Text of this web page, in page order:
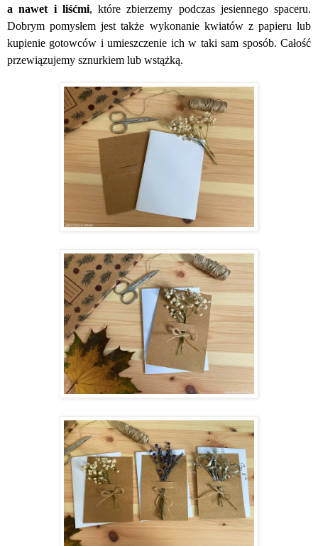
a nawet i liśćmi, które zbierzemy podczas jesiennego spaceru.
Dobrym pomysłem jest także wykonanie kwiatów z papieru lub
kupienie gotowców i umieszczenie ich w taki sam sposób. Całość
przewiązujemy sznurkiem lub wstążką.